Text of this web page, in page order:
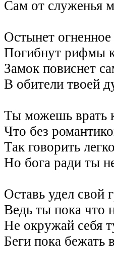
Сам от служенья
Остынет огненное
Погибнут рифмы
Замок повиснет
В обители твоей
Ты можешь врать
Что без
Так говорить
Но бога ради ты
Оставь удел свой
Ведь ты пока что
Не окружай себя
Беги пока бежать